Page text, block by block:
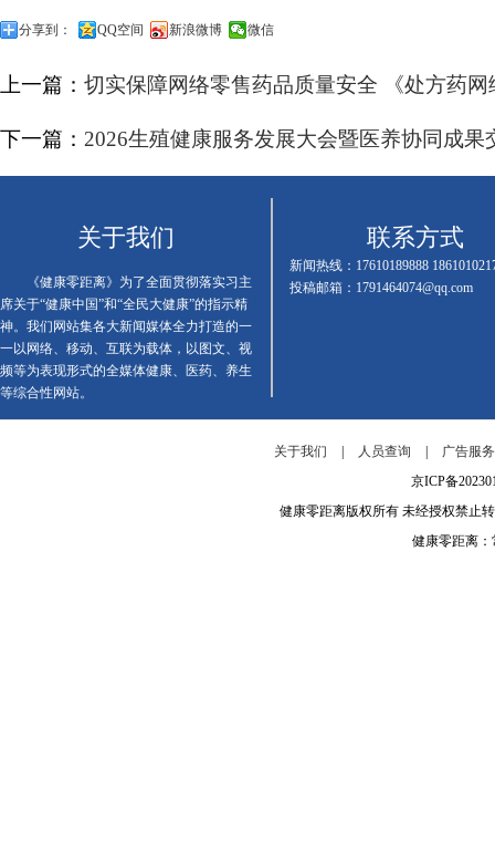
分享到： QQ空间 新浪微博 微信
上一篇： 切实保障网络零售药品质量安全 《处方药
下一篇： 2026生殖健康服务发展大会暨医养协同成
关于我们
《健康零距离》为了全面贯彻落实习主
席关于“健康中国”和“全民大健康”的指示精
神。我们网站集各大新闻媒体全力打造的一
一以网络、移动、互联为载体，以图文、视
频等为表现形式的全媒体健康、医药、养生
等综合性网站。
联系方式
新闻热线：17610189888
投稿邮箱：1791464074@qq.com
关于我们 人员查询
广告服
京ICP备
健康零距离版权所有 未经授权禁止
健康零距离